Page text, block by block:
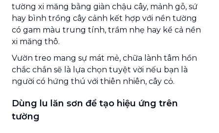
tường xi măng bằng giàn chậu cây, mảnh gỗ, sứ
hay bình trồng cây cảnh kết hợp với nền tường
có gam màu trung tính, trầm nhẹ hay kể cả nền
xi măng thô.
Vườn treo mang sự mát mẻ, chữa lành tâm hồn
chắc chắn sẽ là lựa chọn tuyệt vời nếu bạn là
người có hứng thú với thiên nhiên, cây cỏ.
Dùng lu lăn sơn để tạo hiệu ứng trên
tường